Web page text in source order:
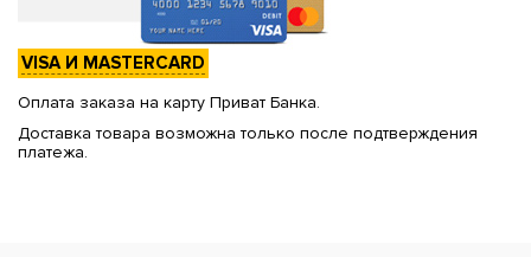
VISA И MASTERCARD
Оплата заказа на карту Приват Банка.
Доставка товара возможна только после подтверждения
платежа.